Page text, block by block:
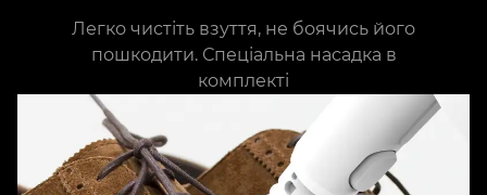
Легко чистіть взуття, не боячись його
пошкодити. Спеціальна насадка в
комплекті